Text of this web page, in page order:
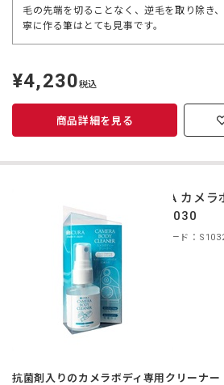
毛の先端を切ることなく、逆毛を取り除き
寧に作る筆はとても見事です。
定
価
¥4,230税込
商品詳細を見る
CURA カメ
CBC-030
商品コード：
抗菌剤入りのカメラボディ専用クリーナー